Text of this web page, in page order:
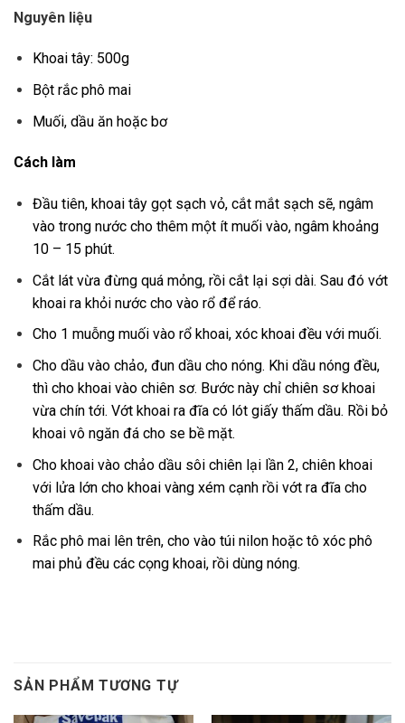
Nguyên liệu
Khoai tây: 500g
Bột rắc phô mai
Muối, dầu ăn hoặc bơ
Cách làm
Đầu tiên, khoai tây gọt sạch vỏ, cắt mắt sạch sẽ, ngâm
vào trong nước cho thêm một ít muối vào, ngâm khoảng
10 – 15 phút.
Cắt lát vừa đừng quá mỏng, rồi cắt lại sợi dài. Sau đó vớt
khoai ra khỏi nước cho vào rổ để ráo.
Cho 1 muỗng muối vào rổ khoai, xóc khoai đều với muối.
Cho dầu vào chảo, đun dầu cho nóng. Khi dầu nóng đều,
thì cho khoai vào chiên sơ. Bước này chỉ chiên sơ khoai
vừa chín tới. Vớt khoai ra đĩa có lót giấy thấm dầu. Rồi bỏ
khoai vô ngăn đá cho se bề mặt.
Cho khoai vào chảo dầu sôi chiên lại lần 2, chiên khoai
với lửa lớn cho khoai vàng xém cạnh rồi vớt ra đĩa cho
thấm dầu.
Rắc phô mai lên trên, cho vào túi nilon hoặc tô xóc phô
mai phủ đều các cọng khoai, rồi dùng nóng.
SẢN PHẨM TƯƠNG TỰ